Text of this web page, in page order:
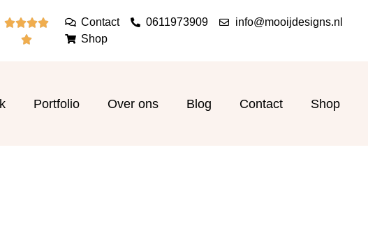


Contact 0611973909
info@mooijdesigns.nl
Shop
Portfolio Over ons Blog Contact Shop